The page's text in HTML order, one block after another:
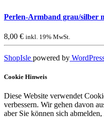
Perlen-Armband grau/silber
8,00 € inkl. 19% MwSt.
ShopIsle powered by
Cookie Hinweis
Diese Website verwendet
verbessern. Wir gehen davon
aber Sie können sich